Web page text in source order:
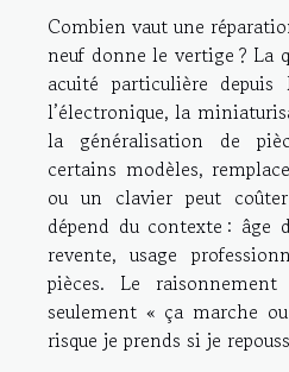
Combien vaut une
neuf donne le vertige ? La
acuité particulière
l’électronique, la
la généralisation de
certains modèles,
ou un clavier peut
dépend du contexte : âge
revente, usage
pièces. Le raisonnement
seulement « ça marche
risque je prends si je